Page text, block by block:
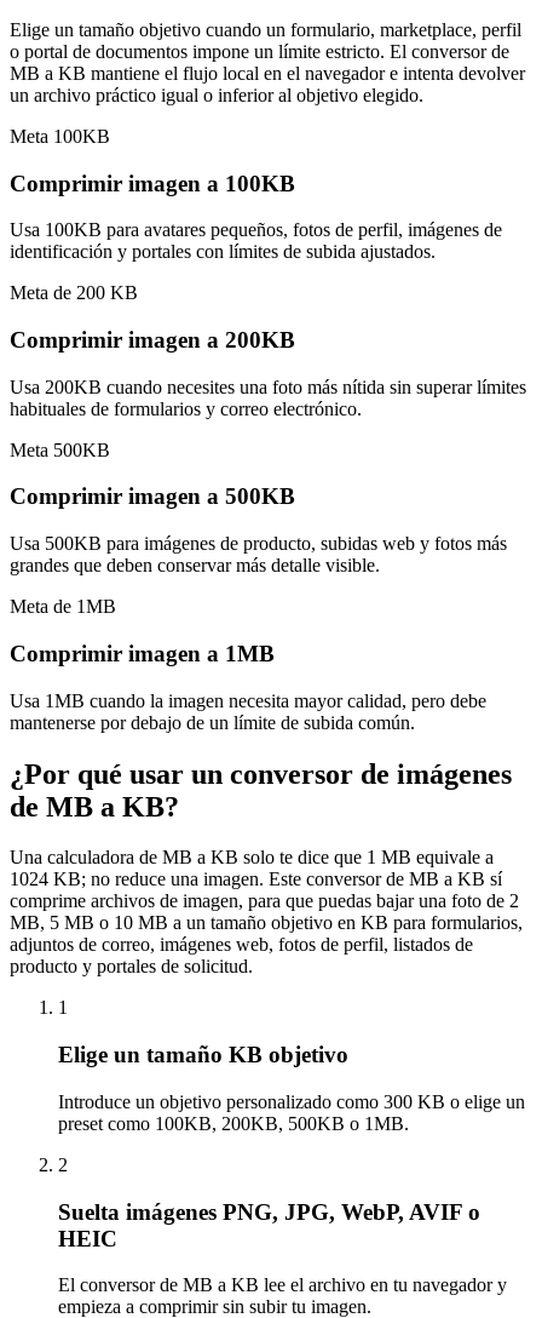
Elige un tamaño objetivo cuando un formulario, marketplace, perfil
o portal de documentos impone un límite estricto. El conversor de
MB a KB mantiene el flujo local en el navegador e intenta devolver
un archivo práctico igual o inferior al objetivo elegido.
Meta 100KB
Comprimir imagen a 100KB
Usa 100KB para avatares pequeños, fotos de perfil, imágenes de
identificación y portales con límites de subida ajustados.
Meta de 200 KB
Comprimir imagen a 200KB
Usa 200KB cuando necesites una foto más nítida sin superar límites
habituales de formularios y correo electrónico.
Meta 500KB
Comprimir imagen a 500KB
Usa 500KB para imágenes de producto, subidas web y fotos más
grandes que deben conservar más detalle visible.
Meta de 1MB
Comprimir imagen a 1MB
Usa 1MB cuando la imagen necesita mayor calidad, pero debe
mantenerse por debajo de un límite de subida común.
¿Por qué usar un conversor de imágenes
de MB a KB?
Una calculadora de MB a KB solo te dice que 1 MB equivale a
1024 KB; no reduce una imagen. Este conversor de MB a KB sí
comprime archivos de imagen, para que puedas bajar una foto de 2
MB, 5 MB o 10 MB a un tamaño objetivo en KB para formularios,
adjuntos de correo, imágenes web, fotos de perfil, listados de
producto y portales de solicitud.
1
Elige un tamaño KB objetivo
Introduce un objetivo personalizado como 300 KB o elige un
preset como 100KB, 200KB, 500KB o 1MB.
2
Suelta imágenes PNG, JPG, WebP, AVIF o
HEIC
El conversor de MB a KB lee el archivo en tu navegador y
empieza a comprimir sin subir tu imagen.